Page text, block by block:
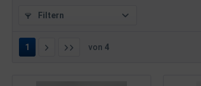
Filtern
1 von 4